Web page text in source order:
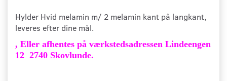
Hylder Hvid melamin m/ 2 melamin kant på langkant,
leveres efter dine mål.
, Eller afhentes på værkstedsadressen Lindeengen
12 2740 Skovlunde.